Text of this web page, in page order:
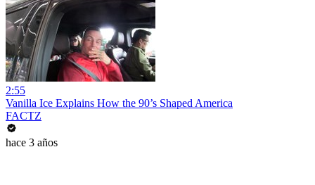
2:55
Vanilla Ice Explains How the 90’s Shaped America
FACTZ
hace 3 años